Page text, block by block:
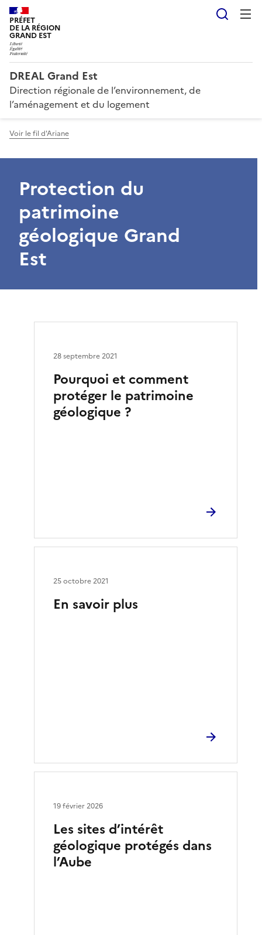
PRÉFET
DE LA RÉGION
GRAND EST
DREAL Grand Est
Direction régionale de l’environnement, de
l’aménagement et du logement
Voir le fil d'Ariane
Protection du
patrimoine
géologique Grand
Est
Pourquoi et comment
protéger le patrimoine
géologique ?
28 septembre 2021
En savoir plus
25 octobre 2021
Les sites d’intérêt
géologique protégés dans
l’Aube
19 février 2026